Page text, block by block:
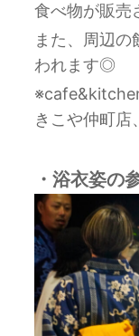
食べ物が販売
また、周辺の
われます◎
きこや仲町店
・浴衣姿の